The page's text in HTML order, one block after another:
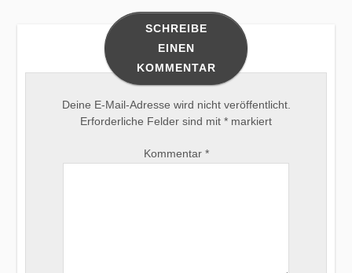
SCHREIBE
EINEN
KOMMENTAR
Deine E-Mail-Adresse wird nicht veröffentlicht.
Erforderliche Felder sind mit * markiert
Kommentar *